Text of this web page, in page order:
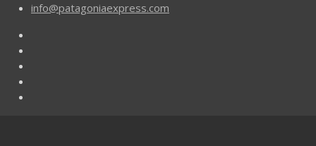
info@patagoniaexpress.com